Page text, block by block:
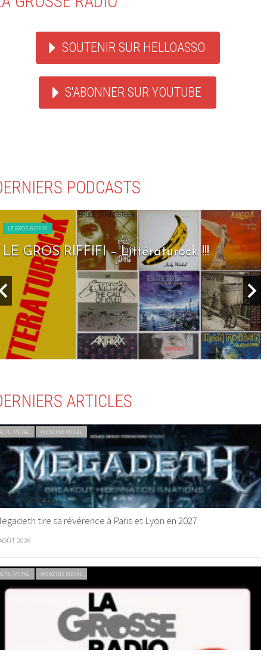
SOUTENIR SUR HELLOASSO
S'ABONNER SUR YOUTUBE
PODCASTS
LE GROS RIFFIFI
LE GROS RIFFIFI – Seven Days To Rock !!!
ARTICLES
METAL WEBZINE METAL
tire sa révérence à Paris et Lyon en 2027
2026
METAL WEBZINE METAL